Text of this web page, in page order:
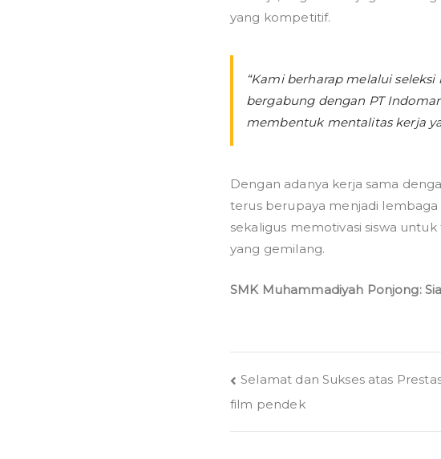
yang kompetitif.
“Kami berharap melalui
bergabung dengan PT
membentuk mentalitas kerja
Dengan adanya kerja sama
terus berupaya menjadi
sekaligus memotivasi siswa
yang gemilang.
SMK Muhammadiyah Ponjong:
Post
navigation
Selamat dan Sukses atas
film pendek